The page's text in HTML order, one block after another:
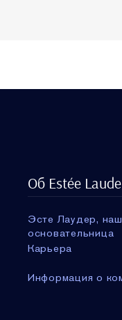
Об Estée
Эсте Лаудер,
основательница
Карьера
Информация о